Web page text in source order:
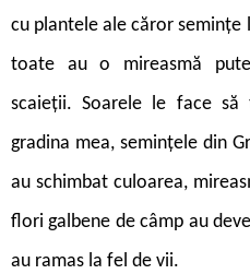
cu plantele ale căror semințe
toate au o mireasmă
scaieții. Soarele le face
gradina mea, semințele din
au schimbat culoarea,
flori galbene de câmp au
au ramas la fel de vii.